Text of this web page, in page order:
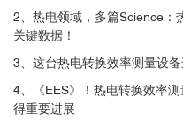
2、热电领域，多篇Science：
关键数据！
3、这台热电转换效率测量设
4、《EES》！热电转换效率
得重要进展